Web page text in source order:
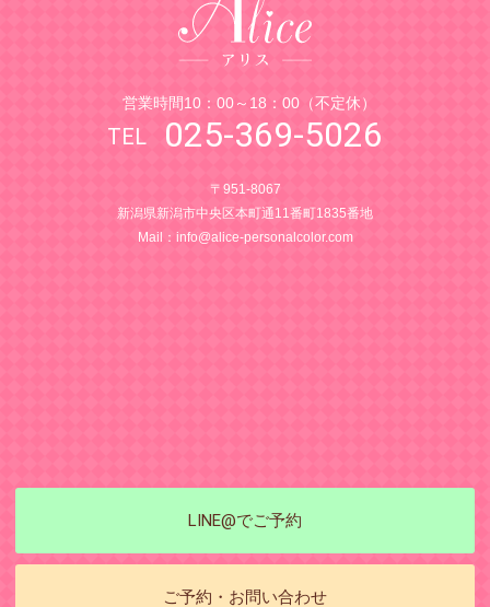
営業時間10：00～18：00（不定休）
025-369-5026
〒951-8067
新潟県新潟市中央区本町通11番町1835番地
Mail： info@alice-personalcolor.com
LINE@でご予約
ご予約・お問い合わせ